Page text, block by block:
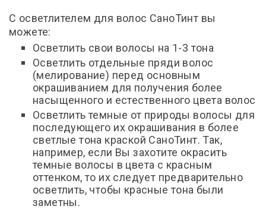
С осветлителем для волос СаноТинт вы
можете:
Осветлить свои волосы на 1-3 тона
Осветлить отдельные пряди волос
(мелирование) перед основным
окрашиванием для получения более
насыщенного и естественного цвета волос
Осветлить темные от природы волосы для
последующего их окрашивания в более
светлые тона краской СаноТинт. Так,
например, если Вы захотите окрасить
темные волосы в цвета с красным
оттенком, то их следует предварительно
осветлить, чтобы красные тона были
заметны.